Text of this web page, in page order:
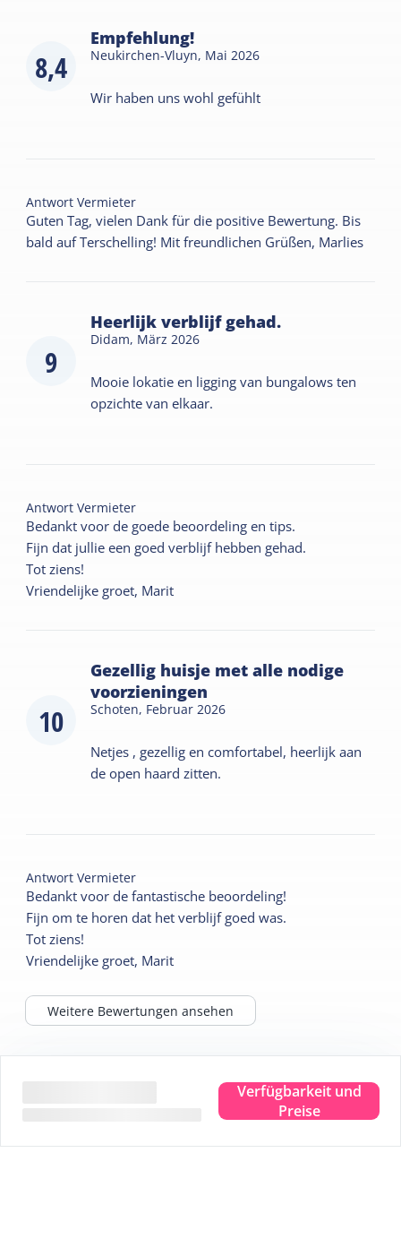
Verfügbarkeit und
Preise
8,4
Empfehlung!
Neukirchen-Vluyn, Mai 2026
Wir haben uns wohl gefühlt
Antwort Vermieter
Guten Tag, vielen Dank für die positive Bewertung. Bis
bald auf Terschelling! Mit freundlichen Grüßen, Marlies
9
Heerlijk verblijf gehad.
Didam, März 2026
Mooie lokatie en ligging van bungalows ten
opzichte van elkaar.
Antwort Vermieter
Bedankt voor de goede beoordeling en tips.
Fijn dat jullie een goed verblijf hebben gehad.
Tot ziens!
Vriendelijke groet, Marit
10
Gezellig huisje met alle nodige
voorzieningen
Schoten, Februar 2026
Netjes , gezellig en comfortabel, heerlijk aan
de open haard zitten.
Antwort Vermieter
Bedankt voor de fantastische beoordeling!
Fijn om te horen dat het verblijf goed was.
Tot ziens!
Vriendelijke groet, Marit
Weitere Bewertungen ansehen
Tipps für Ihren Aufenthalt